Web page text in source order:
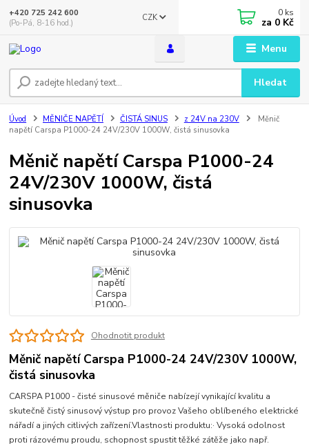
Menu
CZK
Hledat
+420 725 242 600
(Po-Pá, 8-16 hod.)
0 ks
za 0 Kč
Úvod MĚNIČE NAPĚTÍ ČISTÁ SINUS z 24V na 230V
Měnič
napětí Carspa P1000-24 24V/230V 1000W, čistá sinusovka
Měnič napětí Carspa P1000-24
24V/230V 1000W, čistá
sinusovka
Ohodnotit produkt
Měnič napětí Carspa P1000-24 24V/230V 1000W,
čistá sinusovka
CARSPA P1000 - čisté sinusové měniče nabízejí vynikající kvalitu a
skutečně čistý sinusový výstup pro provoz Vašeho oblíbeného elektrické
nářadí a jiných citlivých zařízení.Vlastnosti produktu:· Vysoká odolnost
proti rázovému proudu, schopnost spustit těžké zátěže jako např.